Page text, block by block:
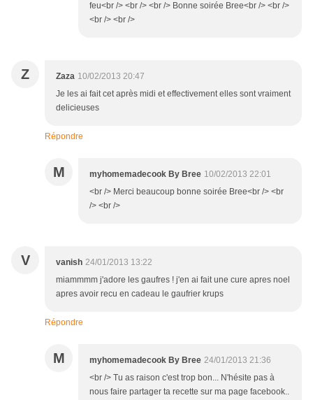
feu<br /> <br /> <br /> Bonne soirée Bree<br /> <br />
<br /> <br />
Z Zaza 10/02/2013 20:47
Je les ai fait cet après midi et effectivement elles sont vraiment
delicieuses
Répondre
M myhomemadecook By Bree 10/02/2013 22:01
<br /> Merci beaucoup bonne soirée Bree<br /> <br
/> <br />
V vanish 24/01/2013 13:22
miammmm j'adore les gaufres ! j'en ai fait une cure apres noel
apres avoir recu en cadeau le gaufrier krups
Répondre
M myhomemadecook By Bree 24/01/2013 21:36
<br /> Tu as raison c'est trop bon... N'hésite pas à
nous faire partager ta recette sur ma page facebook..